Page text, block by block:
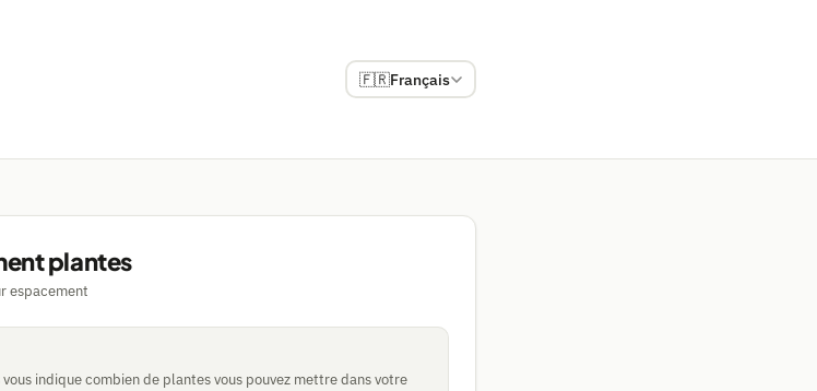
🇫🇷Français
plantes
espacement
indique combien de plantes vous pouvez mettre dans votre